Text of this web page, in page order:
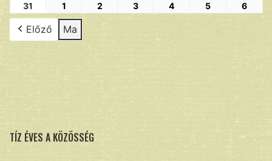
31
1 2 3 4 5 6
Előző Ma
TÍZ ÉVES A KÖZÖSSÉG